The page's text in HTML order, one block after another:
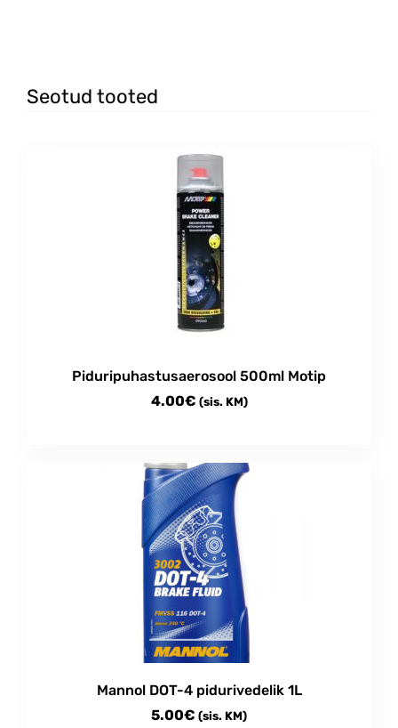
Seotud tooted
Piduripuhastusaerosool 500ml Motip
4.00€ (sis. KM)
Mannol DOT-4 pidurivedelik 1L
5.00€ (sis. KM)